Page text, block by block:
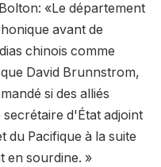
«Le département
avant de
chinois comme
David Brunnstrom,
si des alliés
d'État adjoint
du Pacifique à la suite
en sourdine. »